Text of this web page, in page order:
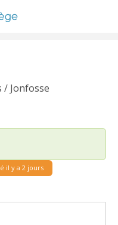
/ Jonfosse
il y a 2 jours